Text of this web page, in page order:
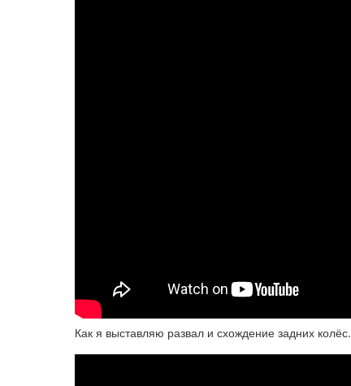
Как я выставляю развал и схождение задних колёс.